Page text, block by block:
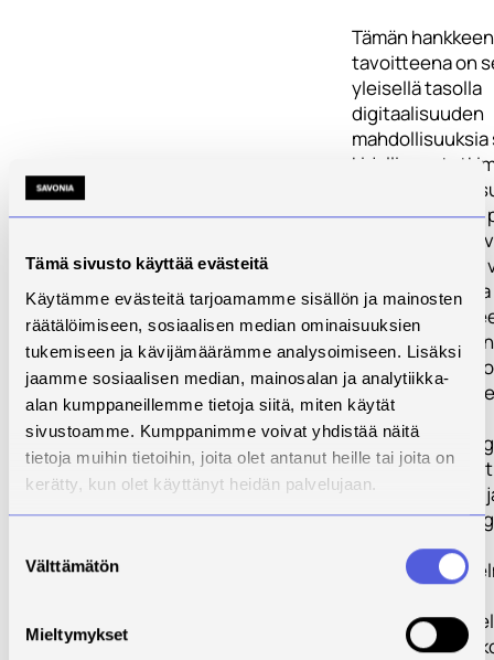
Tämä sivusto käyttää evästeitä
Käytämme evästeitä tarjoamamme sisällön ja mainosten
räätälöimiseen, sosiaalisen median ominaisuuksien
tukemiseen ja kävijämäärämme analysoimiseen. Lisäksi
jaamme sosiaalisen median, mainosalan ja analytiikka-
alan kumppaneillemme tietoja siitä, miten käytät
sivustoamme. Kumppanimme voivat yhdistää näitä
tietoja muihin tietoihin, joita olet antanut heille tai joita on
kerätty, kun olet käyttänyt heidän palvelujaan.
valinta
Välttämätön
Mieltymykset
Tämän hankkeen
tavoitteena on
yleisellä tasolla
digitaalisuuden
mahdollisuuksia
yritystarpeiden
laatia
digitaalisuuden
tavoiteasetanta
ja
näkökulmasta
energia ja
Konkreettisena
kone-, energia-
digitaalisuuden
työryhmä, joka